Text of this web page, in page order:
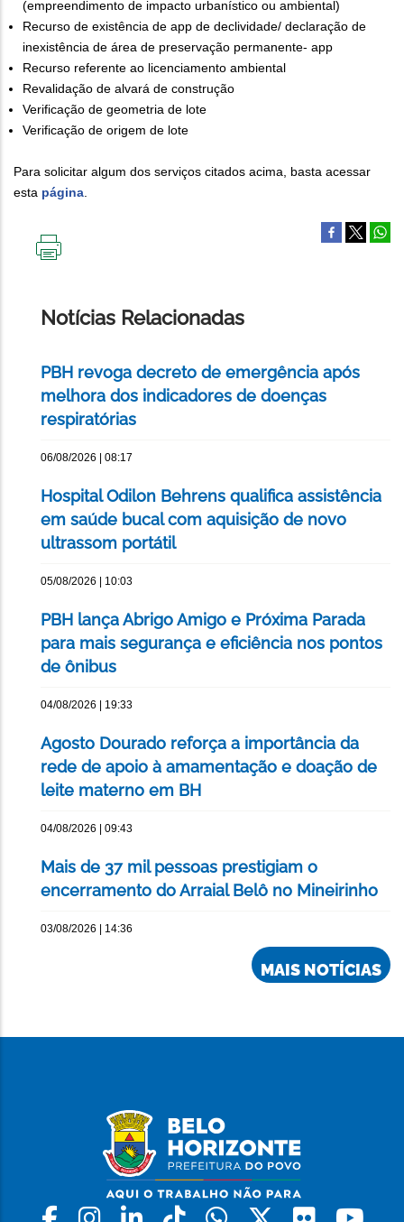
(empreendimento de impacto urbanístico ou ambiental)
Recurso de existência de app de declividade/ declaração de
inexistência de área de preservação permanente- app
Recurso referente ao licenciamento ambiental
Revalidação de alvará de construção
Verificação de geometria de lote
Verificação de origem de lote
Para solicitar algum dos serviços citados acima, basta acessar
esta página.
Notícias Relacionadas
PBH revoga decreto de emergência após
melhora dos indicadores de doenças
respiratórias
06/08/2026 | 08:17
Hospital Odilon Behrens qualifica assistência
em saúde bucal com aquisição de novo
ultrassom portátil
05/08/2026 | 10:03
PBH lança Abrigo Amigo e Próxima Parada
para mais segurança e eficiência nos pontos
de ônibus
04/08/2026 | 19:33
Agosto Dourado reforça a importância da
rede de apoio à amamentação e doação de
leite materno em BH
04/08/2026 | 09:43
Mais de 37 mil pessoas prestigiam o
encerramento do Arraial Belô no Mineirinho
03/08/2026 | 14:36
MAIS NOTÍCIAS